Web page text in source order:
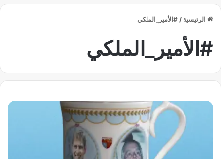
الرئيسية / #الأمير_الملكي
#الأمير_الملكي